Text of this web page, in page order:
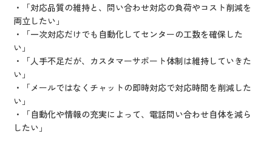
・「対応品質の維持と、問い合わせ対応の負荷やコスト削減を
両立したい」
・「一次対応だけでも自動化してセンターの工数を確保した
い」
・「人手不足だが、カスタマーサポート体制は維持していきた
い」
・「メールではなくチャットの即時対応で対応時間を削減した
い」
・「自動化や情報の充実によって、電話問い合わせ自体を減ら
したい」